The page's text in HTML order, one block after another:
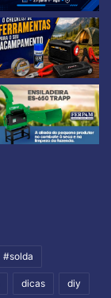
#solda
dicas diy